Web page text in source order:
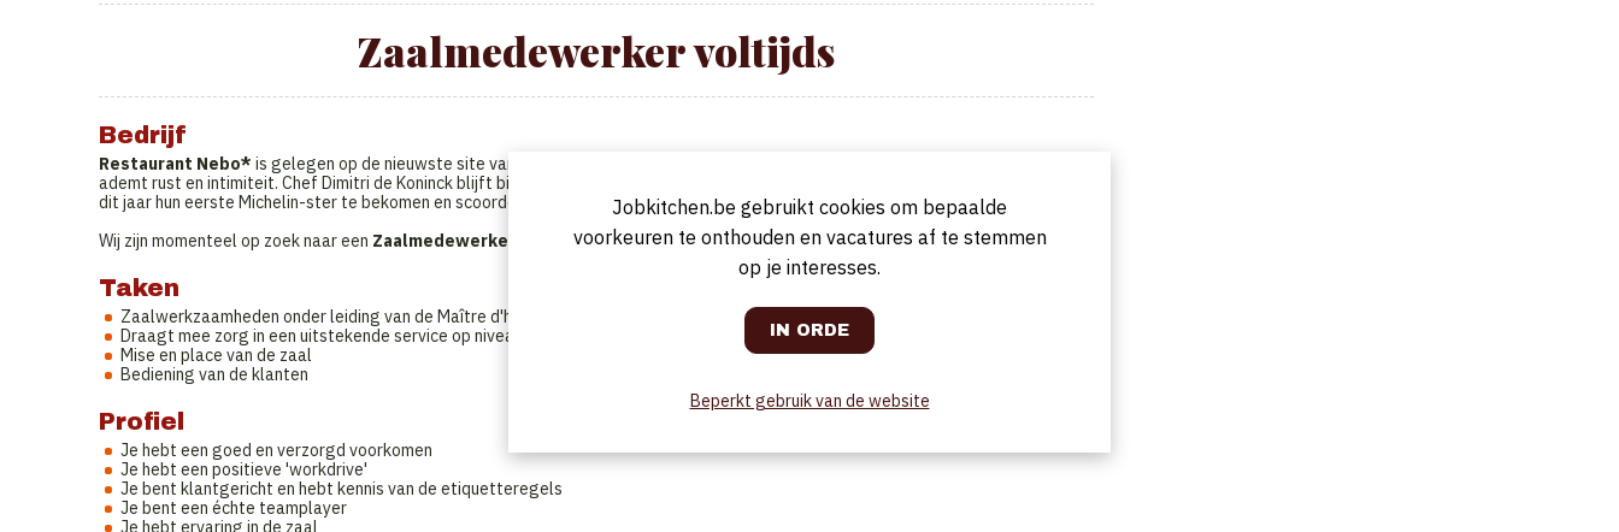
Zaalmedewerker voltijds
Bedrijf
Restaurant Nebo* is gelegen op de nieuwste site van
ademt rust en intimiteit. Chef Dimitri de Koninck blijft bij de Franse klassieke bereidingen met een moderne twist, hiermee wisten ze
dit jaar hun eerste Michelin-ster te bekomen en scoorden ze 16/20 in de nieuwste gids van Gault&Millau.
Wij zijn momenteel op zoek naar een Zaalmedewerker om ons team te versterken.
Taken
Zaalwerkzaamheden onder leiding van de Maître d'hôtel
Draagt mee zorg in een uitstekende service op niveau
Mise en place van de zaal
Bediening van de klanten
Profiel
Je hebt een goed en verzorgd voorkomen
Je hebt een positieve 'workdrive'
Je bent klantgericht en hebt kennis van de etiquetteregels
Je bent een échte teamplayer
Je hebt ervaring in de zaal
Jobkitchen.be gebruikt cookies om bepaalde
voorkeuren te onthouden en vacatures af te stemmen
op je interesses.
Beperkt gebruik van de website